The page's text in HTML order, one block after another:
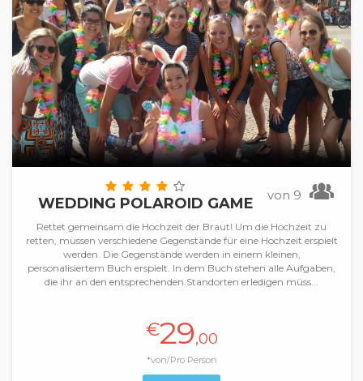
von 9
WEDDING POLAROID GAME
Rettet gemeinsam die Hochzeit der Braut! Um die Hochzeit zu
retten, müssen verschiedene Gegenstände für eine Hochzeit erspielt
werden. Die Gegenstände werden in einem kleinen,
personalisiertem Buch erspielt. In dem Buch stehen alle Aufgaben,
die ihr an den entsprechenden Standorten erledigen müss...
€29,00
*von/Pro Person